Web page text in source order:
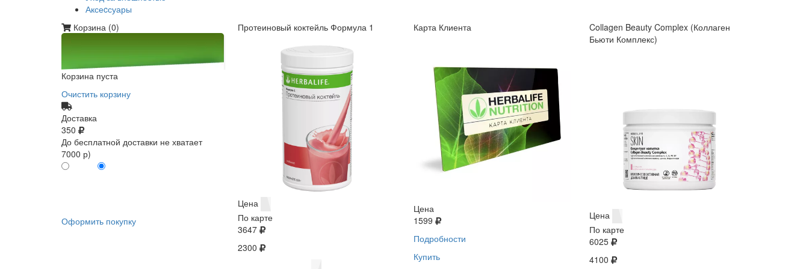
Аксеcсуары
Корзина (0)
Корзина пуста
Очистить корзину
Доставка
350
До бесплатной доставки не хватает
7000 р)
Оформить покупку
Протеиновый коктейль Формула 1
Цена
По карте
3647
2300
Карта Клиента
Цена
1599
Подробности
Купить
Collagen Beauty Complex (Коллаген
Бьюти Комплекс)
Цена
По карте
6025
4100